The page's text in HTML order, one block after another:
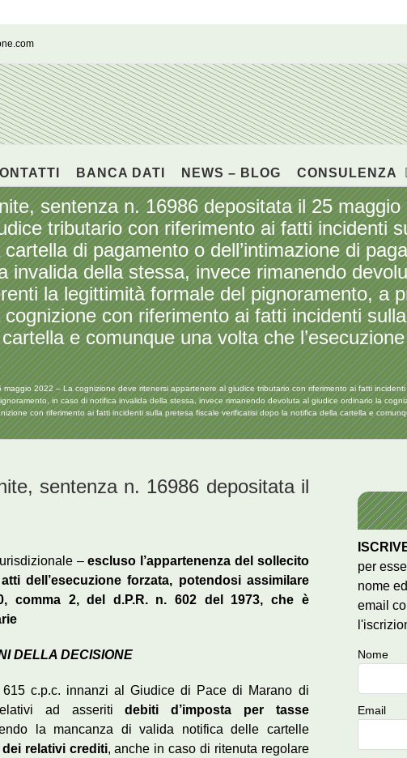
BANCA DATI NEWS – BLOG CONSULENZA
sentenza n. 16986 depositata il 25
tributario con riferimento ai fatti incidenti
di pagamento o dell’intimazione di
invalida della stessa, invece rimanendo
la legittimità formale del pignoramento, a
con riferimento ai fatti incidenti
e comunque una volta che
2022 – La cognizione deve ritenersi appartenere al giudice tributario con riferimento ai fatti
in caso di notifica invalida della stessa, invece rimanendo devoluta al giudice ordinario la
con riferimento ai fatti incidenti sulla pretesa fiscale verificatisi dopo la notifica della cartella e
sentenza n. 16986 depositata il
–escluso l’appartenenza del sollecito
dell’esecuzione forzata, potendosi assimilare
comma 2, del d.P.R. n. 602 del 1973, che è
DELLA DECISIONE
c.p.c. innanzi al Giudice di Pace di Marano di
ad asseritidebiti d’imposta per tasse
la mancanza di valida notifica delle cartelle
relativi crediti, anche in caso di ritenuta regolare
per
nome
email
Nome
Email